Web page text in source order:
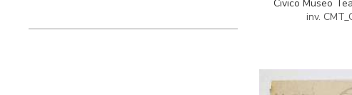
Civico Museo
inv.